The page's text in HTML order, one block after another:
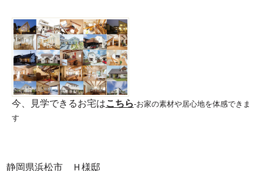
今、見学できるお宅はこちら-お家の素材や居心地を体感できま
す
静岡県浜松市 Ｈ様邸